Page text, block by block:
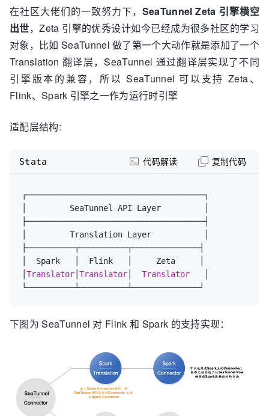
在社区大佬们的一致努力下， SeaTunnel Zeta 引擎横空
出世，Zeta 引擎的优秀设计如今已经成为很多社区的学习
对象，比如 SeaTunnel 做了第一个大动作就是添加了一个
Translation 翻译层，SeaTunnel 通过翻译层实现了不同
引擎版本的兼容，所以 SeaTunnel 可以支持 Zeta、
Flink、Spark 引擎之一作为运行时引擎
适配层结构:
┌─────────────────────────────────────┐
│         SeaTunnel API Layer         │
├─────────────────────────────────────┤
│         Translation Layer           │
├──────────┬──────────┬──────────────┤
│  Spark   │  Flink   │     Zeta     │
Translator Translator Translator
Stata 代码解读 复制代码
下图为 SeaTunnel 对 Flink 和 Spark 的支持实现：